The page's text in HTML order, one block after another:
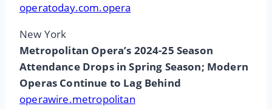
operatoday.com.opera
New York
Metropolitan Opera’s 2024-25 Season
Attendance Drops in Spring Season; Modern
Operas Continue to Lag Behind
operawire.metropolitan